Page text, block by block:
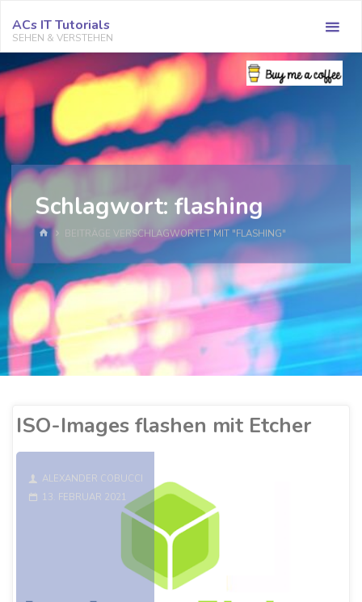
Inhalt
springen
ACs IT Tutorials
SEHEN & VERSTEHEN
Schlagwort:flashing
STARTBEITRÄGE VERSCHLAGWORTET MIT "FLASHING"
ISO-Images flashen mit Etcher
ALEXANDER COBUCCI
13. FEBRUAR 2021